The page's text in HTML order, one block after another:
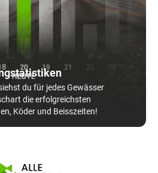
du für jedes Gewässer
die erfolgreichsten
Köder und Beisszeiten!